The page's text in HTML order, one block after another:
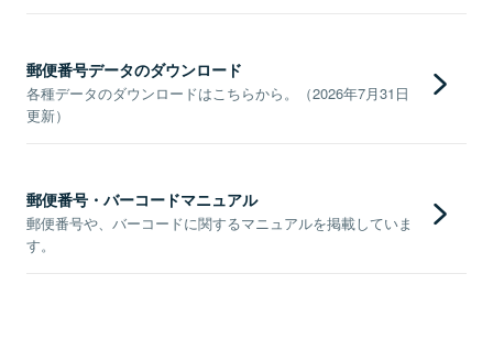
郵便番号データのダウンロード
各種データのダウンロードはこちらから。（2026年7月31日
更新）
郵便番号・バーコードマニュアル
郵便番号や、バーコードに関するマニュアルを掲載していま
す。